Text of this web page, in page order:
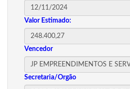
Valor Estimado:
Vencedor
Secretaria/Orgão